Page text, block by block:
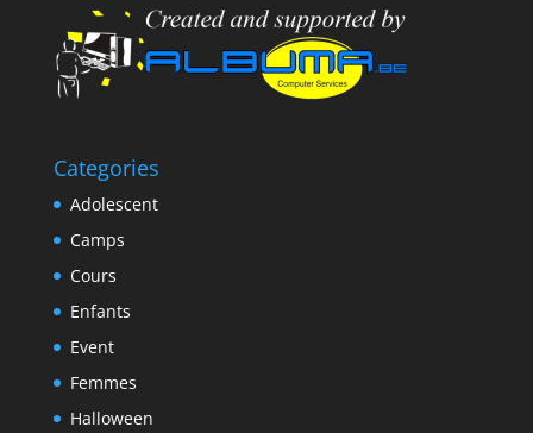
Categories
Adolescent
Camps
Cours
Enfants
Event
Femmes
Halloween